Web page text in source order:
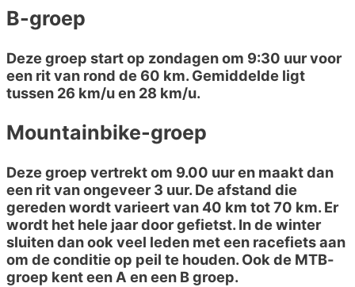
B-groep
Deze groep start op zondagen om 9:30 uur voor
een rit van rond de 60 km. Gemiddelde ligt
tussen 26 km/u en 28 km/u.
Mountainbike-groep
Deze groep vertrekt om 9.00 uur en maakt dan
een rit van ongeveer 3 uur. De afstand die
gereden wordt varieert van 40 km tot 70 km. Er
wordt het hele jaar door gefietst. In de winter
sluiten dan ook veel leden met een racefiets aan
om de conditie op peil te houden. Ook de MTB-
groep kent een A en een B groep.